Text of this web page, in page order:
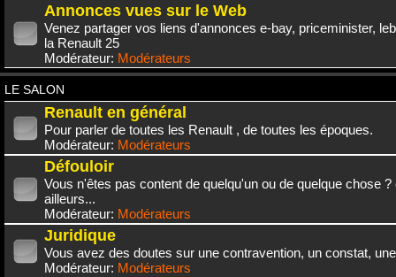
Annonces vues sur le Web
Venez partager vos liens d'annonces e-bay, priceminister,
la Renault 25
Modérateur: Modérateurs
LE SALON
Renault en général
Pour parler de toutes les Renault , de toutes les époques.
Modérateur: Modérateurs
Défouloir
Vous n'êtes pas content de quelqu'un ou de quelque chose
ailleurs...
Modérateur: Modérateurs
Juridique
Vous avez des doutes sur une contravention, un constat,
Modérateur: Modérateurs